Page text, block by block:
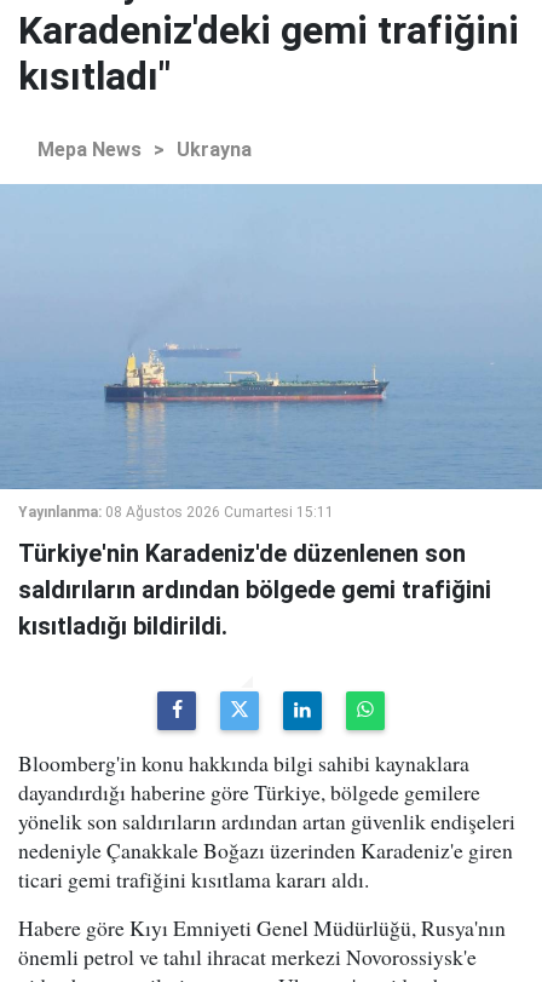
Karadeniz'deki gemi trafiğini
kısıtladı"
Mepa News > Ukrayna
Yayınlanma: 08 Ağustos 2026 Cumartesi 15:11
Türkiye'nin Karadeniz'de düzenlenen son
saldırıların ardından bölgede gemi trafiğini
kısıtladığı bildirildi.
Bloomberg'in konu hakkında bilgi sahibi kaynaklara
dayandırdığı haberine göre Türkiye, bölgede gemilere
yönelik son saldırıların ardından artan güvenlik endişeleri
nedeniyle Çanakkale Boğazı üzerinden Karadeniz'e giren
ticari gemi trafiğini kısıtlama kararı aldı.
Habere göre Kıyı Emniyeti Genel Müdürlüğü, Rusya'nın
önemli petrol ve tahıl ihracat merkezi Novorossiysk'e